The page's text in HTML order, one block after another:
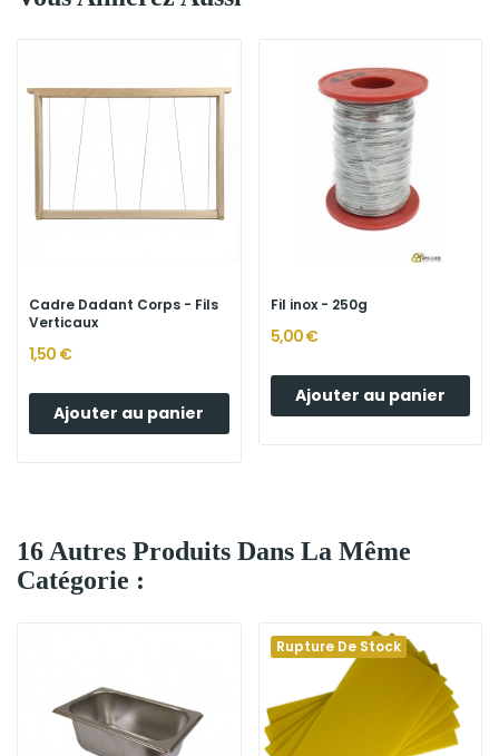
Cadre Dadant Corps - Fils
Verticaux
1,50 €
Ajouter au panier
Fil inox - 250g
5,00 €
Ajouter au panier
16 Autres Produits Dans La Même
Catégorie :
Rupture De Stock